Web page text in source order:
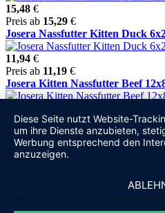
15,48 €
Preis ab 15,29 €
Josera Nassfutter Kitten Duck
11,94 €
Preis ab 11,19 €
Josera Kitten Nassfutter Beef
Josera Nassfutter Kitten Beef
11,94€
Preis ab 11,19€
Diese Seite nutzt Website-
um ihre Dienste anzubieten,
Werbung entsprechend den
anzuzeigen.